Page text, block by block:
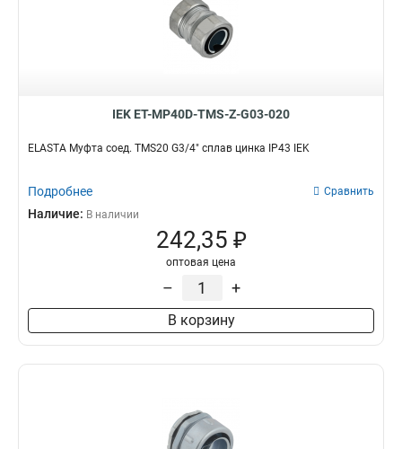
IEK ET-MP40D-TMS-Z-G03-020
ELASTA Муфта соед. TMS20 G3/4" сплав цинка IP43 IEK
Подробнее Сравнить
Наличие: В наличии
242,35 ₽
оптовая цена
– +
В корзину